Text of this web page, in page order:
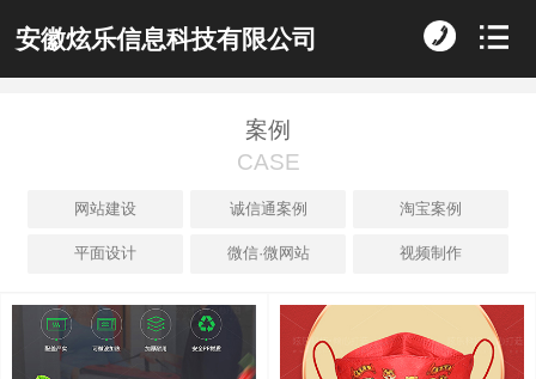
安徽炫乐信息科技有限公司
案例
CASE
网站建设 诚信通案例 淘宝案例
平面设计 微信·微网站 视频制作